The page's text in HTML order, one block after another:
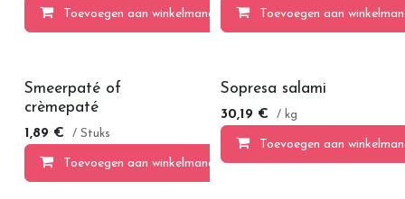
Toevoegen aan winkelmandje Toevoegen aan
Smeerpaté of
crèmepaté
1,89 € / Stuks
Toevoegen aan winkelmandje
Sopresa salami
30,19 € / kg
Toevoegen aan